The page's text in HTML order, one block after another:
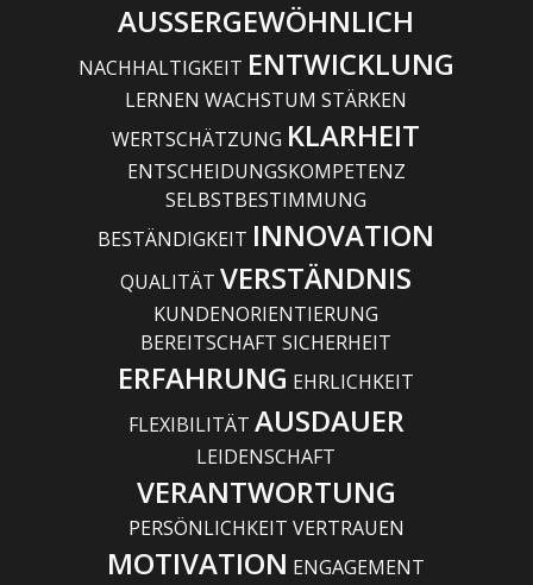
AUSSERGEWÖHNLICH
NACHHALTIGKEIT ENTWICKLUNG
LERNEN WACHSTUM STÄRKEN
WERTSCHÄTZUNG KLARHEIT
ENTSCHEIDUNGSKOMPETENZ
SELBSTBESTIMMUNG
BESTÄNDIGKEIT INNOVATION
QUALITÄT VERSTÄNDNIS
KUNDENORIENTIERUNG
BEREITSCHAFT SICHERHEIT
ERFAHRUNG EHRLICHKEIT
FLEXIBILITÄT AUSDAUER
LEIDENSCHAFT
VERANTWORTUNG
PERSÖNLICHKEIT VERTRAUEN
MOTIVATION ENGAGEMENT